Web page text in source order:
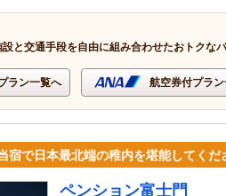
設と交通手段を自由に組み合わせたおトクな
ラン一覧へ 航空券付プラ
宿で日本最北端の稚内を堪能してくだ
ペンション富士門